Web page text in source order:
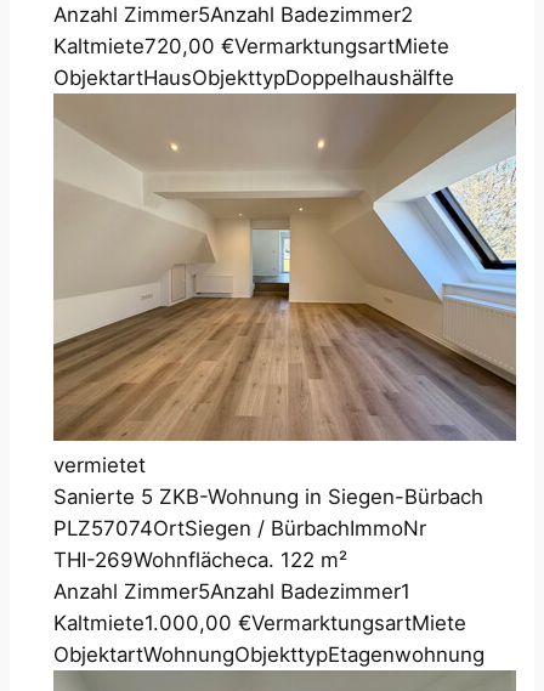
Anzahl Zimmer5Anzahl Badezimmer2
Kaltmiete720,00 €VermarktungsartMiete
ObjektartHausObjekttypDoppelhaushälfte
vermietet
Sanierte 5 ZKB-Wohnung in Siegen-Bürbach
PLZ57074OrtSiegen / BürbachImmoNr
THI-269Wohnflächeca. 122 m²
Anzahl Zimmer5Anzahl Badezimmer1
Kaltmiete1.000,00 €VermarktungsartMiete
ObjektartWohnungObjekttypEtagenwohnung